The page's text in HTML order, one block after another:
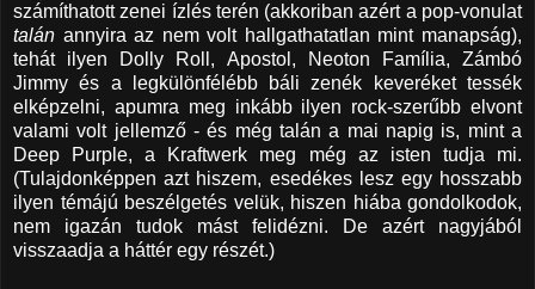
számíthatott zenei ízlés terén (akkoriban azért a pop-vonulat
talán annyira az nem volt hallgathatatlan mint manapság),
tehát ilyen Dolly Roll, Apostol, Neoton Família, Zámbó
Jimmy és a legkülönfélébb báli zenék keveréket tessék
elképzelni, apumra meg inkább ilyen rock-szerűbb elvont
valami volt jellemző - és még talán a mai napig is, mint a
Deep Purple, a Kraftwerk meg még az isten tudja mi.
(Tulajdonképpen azt hiszem, esedékes lesz egy hosszabb
ilyen témájú beszélgetés velük, hiszen hiába gondolkodok,
nem igazán tudok mást felidézni. De azért nagyjából
visszaadja a háttér egy részét.)